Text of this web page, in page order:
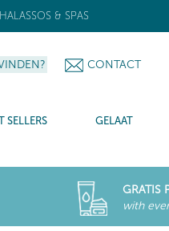
& SPAS
CONTACT
SELLERS GELAAT
GRATIS
with